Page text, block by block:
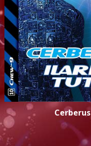
Cerberus